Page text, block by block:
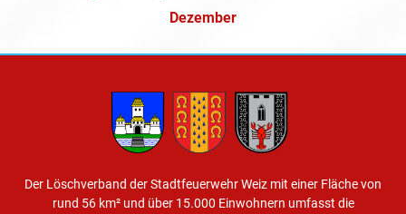
Dezember
Der Löschverband der Stadtfeuerwehr Weiz mit einer Fläche von
rund 56 km² und über 15.000 Einwohnern umfasst die